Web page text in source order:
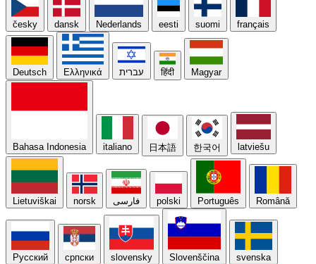
česky dansk Nederlands eesti suomi français
Deutsch Ελληνικά עברית हिंदी Magyar
Bahasa Indonesia italiano 日本語 한국어 latviešu
Lietuviškai norsk فارسی polski Português Română
Русский српски slovensky Slovenščina svenska